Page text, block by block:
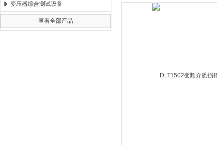
扬州海沃电气科技发展有限公司
变压器综合测试设备
查看全部产品